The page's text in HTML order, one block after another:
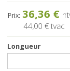
Prix: 36,36 €
44,00 €tvac
Longueur